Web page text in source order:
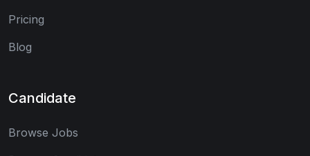
Pricing
Blog
Candidate
Browse Jobs